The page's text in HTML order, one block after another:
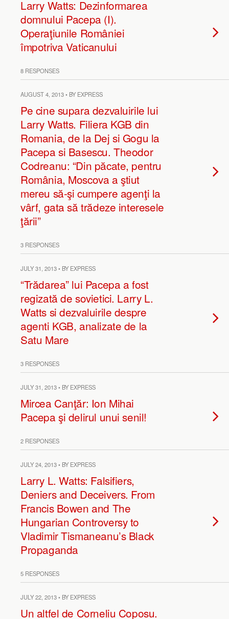
Larry Watts: Dezinformarea
domnului Pacepa (I).
Operaţiunile României
împotriva Vaticanului
8 RESPONSES
AUGUST 4, 2013 • BY EXPRESS
Pe cine supara dezvaluirile lui
Larry Watts. Filiera KGB din
Romania, de la Dej si Gogu la
Pacepa si Basescu. Theodor
Codreanu: “Din păcate, pentru
România, Moscova a ştiut
mereu să-şi cumpere agenţi la
vârf, gata să trădeze interesele
ţării”
3 RESPONSES
JULY 31, 2013 • BY EXPRESS
“Trădarea” lui Pacepa a fost
regizată de sovietici. Larry L.
Watts si dezvaluirile despre
agenti KGB, analizate de la
Satu Mare
3 RESPONSES
JULY 31, 2013 • BY EXPRESS
Mircea Canţăr: Ion Mihai
Pacepa şi delirul unui senil!
2 RESPONSES
JULY 24, 2013 • BY EXPRESS
Larry L. Watts: Falsifiers,
Deniers and Deceivers. From
Francis Bowen and The
Hungarian Controversy to
Vladimir Tismaneanu’s Black
Propaganda
5 RESPONSES
JULY 22, 2013 • BY EXPRESS
Un altfel de Corneliu Coposu.